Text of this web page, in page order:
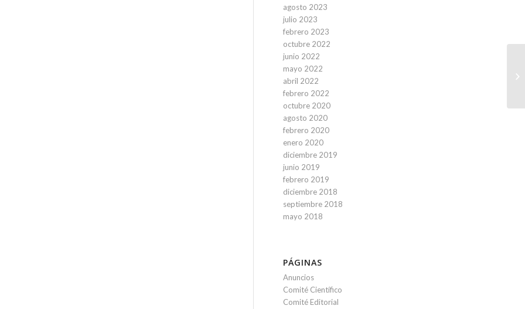
agosto 2023
julio 2023
febrero 2023
octubre 2022
junio 2022
mayo 2022
abril 2022
febrero 2022
octubre 2020
agosto 2020
febrero 2020
enero 2020
diciembre 2019
junio 2019
febrero 2019
diciembre 2018
septiembre 2018
mayo 2018
PÁGINAS
Anuncios
Comité Científico
Comité Editorial